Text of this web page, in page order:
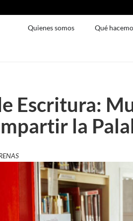
Quienes somos Qué
Escritura:
la